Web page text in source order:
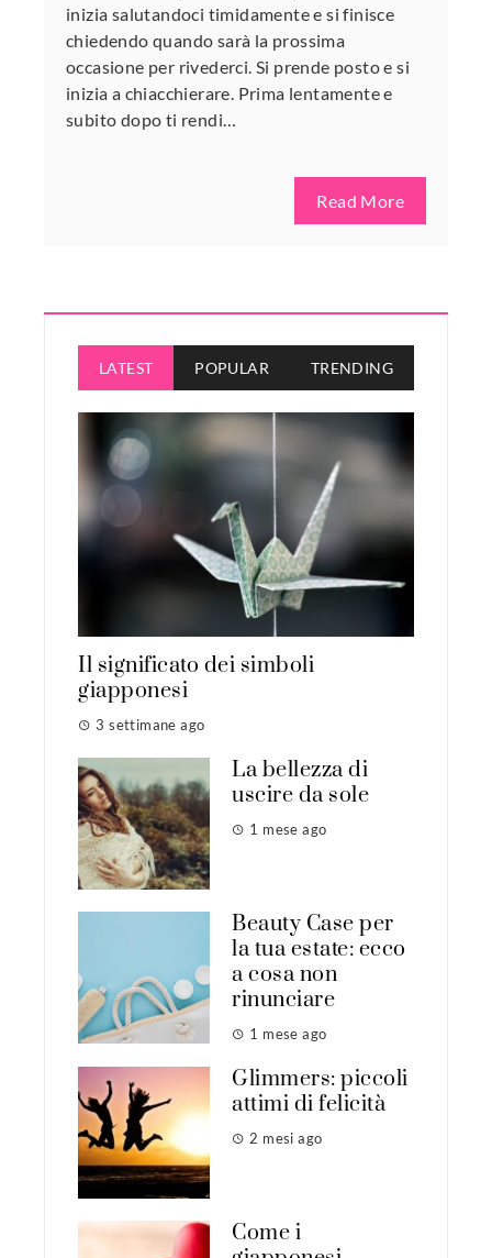
inizia salutandoci timidamente e si finisce
chiedendo quando sarà la prossima
occasione per rivederci. Si prende posto e si
inizia a chiacchierare. Prima lentamente e
subito dopo ti rendi…
Read More
LATEST POPULAR TRENDING
Il significato dei simboli
giapponesi
3 settimane ago
La bellezza di
uscire da sole
1 mese ago
Beauty Case per
la tua estate: ecco
a cosa non
rinunciare
1 mese ago
Glimmers: piccoli
attimi di felicità
2 mesi ago
Come i